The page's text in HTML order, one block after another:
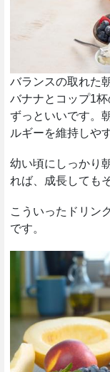
バランスの取れた
バナナとコップ1
ずっといいです。
ルギーを維持しや
幼い頃にしっかり
れば、成長しても
こういったドリン
です。